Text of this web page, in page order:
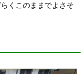
くこのままでよさそ